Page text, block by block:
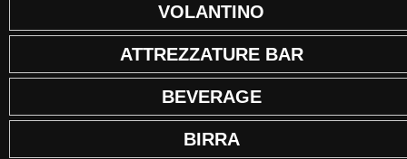
VOLANTINO
ATTREZZATURE BAR
BEVERAGE
BIRRA